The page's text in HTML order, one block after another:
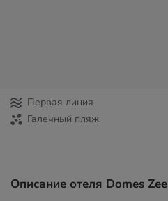
Первая линия
Галечный пляж
Описание отеля Domes